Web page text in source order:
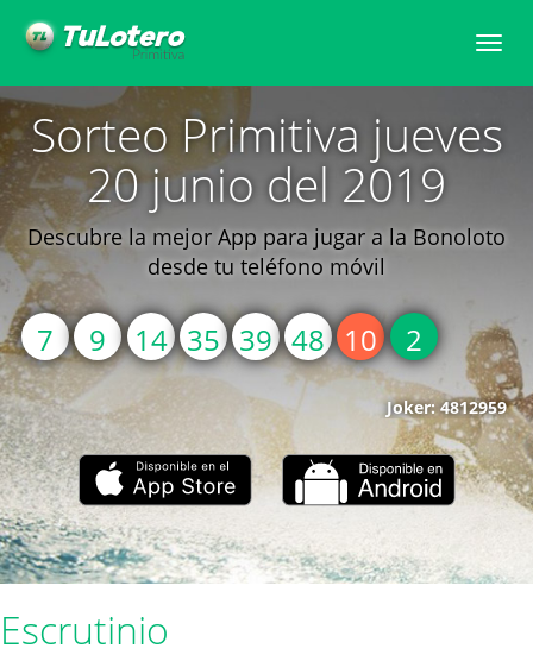
Toggle
Sorteo Primitiva jueves
20 junio del 2019
Descubre la mejor App para jugar a la Bonoloto
desde tu teléfono móvil
7 9 14 35 39 48 10 2
Joker: 4812959
Escrutinio